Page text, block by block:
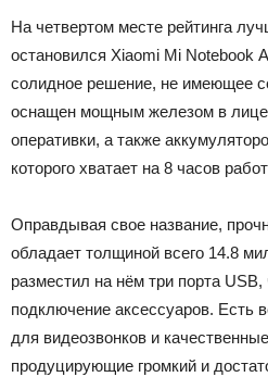
На четвертом месте рейтинга
остановился Xiaomi Mi Notebook
солидное решение, не имеющее
оснащен мощным железом в лице
оперативки, а также
которого хватает на 8 часов
Оправдывая свое название,
обладает толщиной всего 14.8
разместил на нём три порта
подключение аксессуаров. Есть
для видеозвонков и
продуцирующие громкий и